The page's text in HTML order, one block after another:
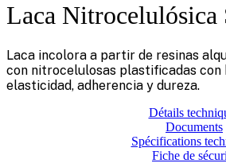
Laca Nitrocelulósica
Laca incolora a partir de resinas
con nitrocelulosas plastificadas con
elasticidad, adherencia y dureza.
Détails
Documents
Spécifications
Fiche de